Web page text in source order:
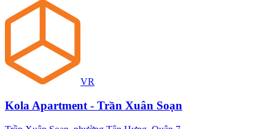
VR
Kola Apartment - Trần Xuân Soạn